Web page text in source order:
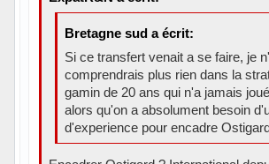
Bretagne sud a écrit:
Si ce transfert venait a se faire, je
comprendrais plus rien dans la
gamin de 20 ans qui n'a jamais
alors qu'on a absolument besoin
d'experience pour encadre